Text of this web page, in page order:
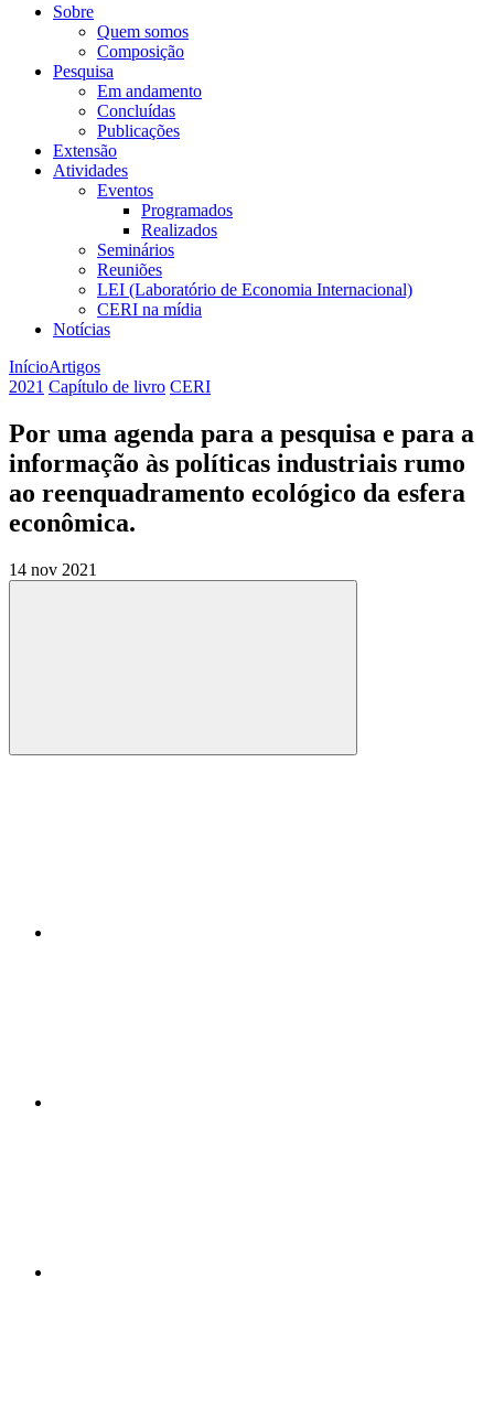
Sobre
Quem somos
Composição
Pesquisa
Em andamento
Concluídas
Publicações
Extensão
Atividades
Eventos
Programados
Realizados
Seminários
Reuniões
LEI (Laboratório de Economia Internacional)
CERI na mídia
Notícias
InícioArtigos
2021 Capítulo de livro CERI
Por uma agenda para a pesquisa e para a
informação às políticas industriais rumo
ao reenquadramento ecológico da esfera
econômica.
14 nov 2021
Compartilhar